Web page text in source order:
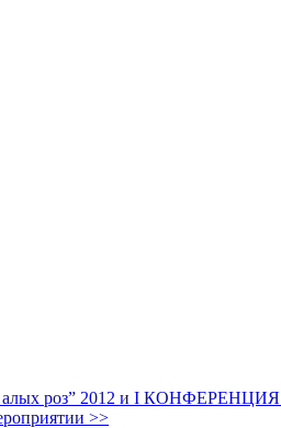
роз” 2012 и I КОНФЕРЕНЦИЯ
>>